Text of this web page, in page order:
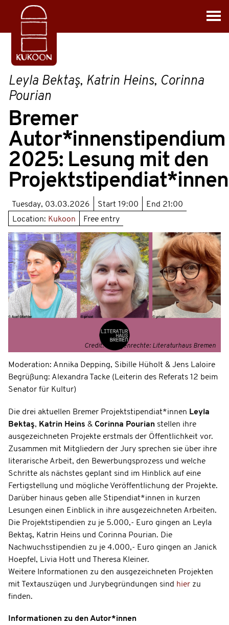
Leyla Bektaş, Katrin Heins, Corinna
Pourian
Bremer
Autor*innenstipendium
2025: Lesung mit den
Projektstipendiat*innen
Tuesday, 03.03.2026 Start 19:00 End 21:00
Location: Kukoon Free entry
Credit: Collagenrechte: Literaturhaus Bremen
Moderation: Annika Depping, Sibille Hüholt & Jens Laloire
Begrüßung: Alexandra Tacke (Leiterin des Referats 12 beim
Senator für Kultur)
Die drei aktuellen Bremer Projektstipendiat*innen Leyla
Bektaş, Katrin Heins & Corinna Pourian stellen ihre
ausgezeichneten Projekte erstmals der Öffentlichkeit vor.
Zusammen mit Mitgliedern der Jury sprechen sie über ihre
literarische Arbeit, den Bewerbungsprozess und welche
Schritte als nächstes geplant sind im Hinblick auf eine
Fertigstellung und mögliche Veröffentlichung der Projekte.
Darüber hinaus geben alle Stipendiat*innen in kurzen
Lesungen einen Einblick in ihre ausgezeichneten Arbeiten.
Die Projektstipendien zu je 5.000,- Euro gingen an Leyla
Bektaş, Katrin Heins und Corinna Pourian. Die
Nachwuchsstipendien zu je 4.000,- Euro gingen an Janick
Hoepfel, Livia Hott und Theresa Kleiner.
Weitere Informationen zu den ausgezeichneten Projekten
mit Textauszügen und Jurybegründungen sind hier zu
finden.
Informationen zu den Autor*innen